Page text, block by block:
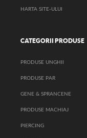
HARTA SITE-ULUI
CATEGORII PRODUSE
PRODUSE UNGHII
PRODUSE PAR
GENE & SPRANCENE
PRODUSE MACHIAJ
PIERCING